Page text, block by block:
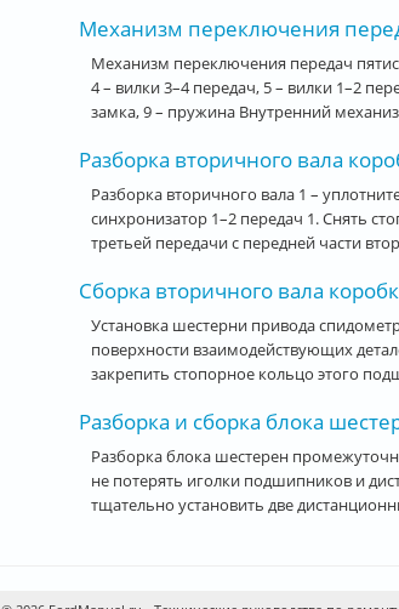
Механизм переключения
Механизм переключения передач
4 – вилки 3–4 передач, 5 – вилки 1–2
замка, 9 – пружина Внутренний
Разборка вторичного вала
Разборка вторичного вала 1 –
синхронизатор 1–2 передач 1. Снять
третьей передачи с передней части
Сборка вторичного вала
Установка шестерни привода
поверхности взаимодействующих
закрепить стопорное кольцо этого
Разборка и сборка блока
Разборка блока шестерен
не потерять иголки подшипников и
тщательно установить две